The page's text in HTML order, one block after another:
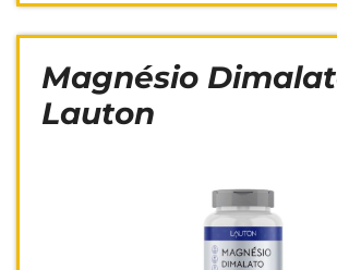
Magnésio
Lauton